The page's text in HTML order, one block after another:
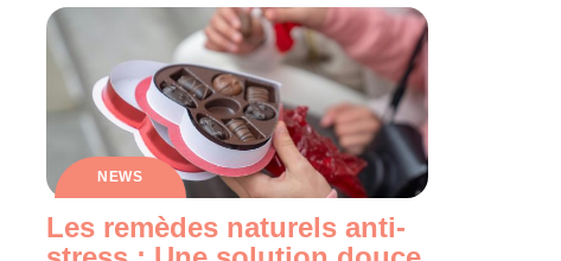
NEWS
Les remèdes naturels anti-